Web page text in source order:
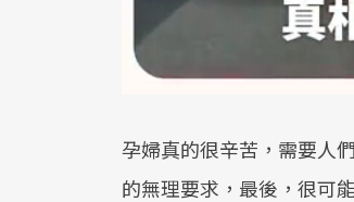
孕婦真的很辛苦，需要人
的無理要求，最後，很可